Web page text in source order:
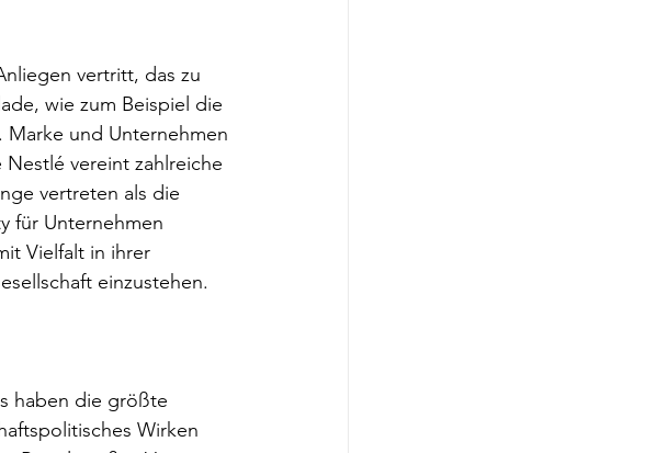
vertritt, das zu
wie zum Beispiel die
Marke und Unternehmen
vereint zahlreiche
vertreten als die
für Unternehmen
Vielfalt in ihrer
einzustehen.
haben die größte
Wirken